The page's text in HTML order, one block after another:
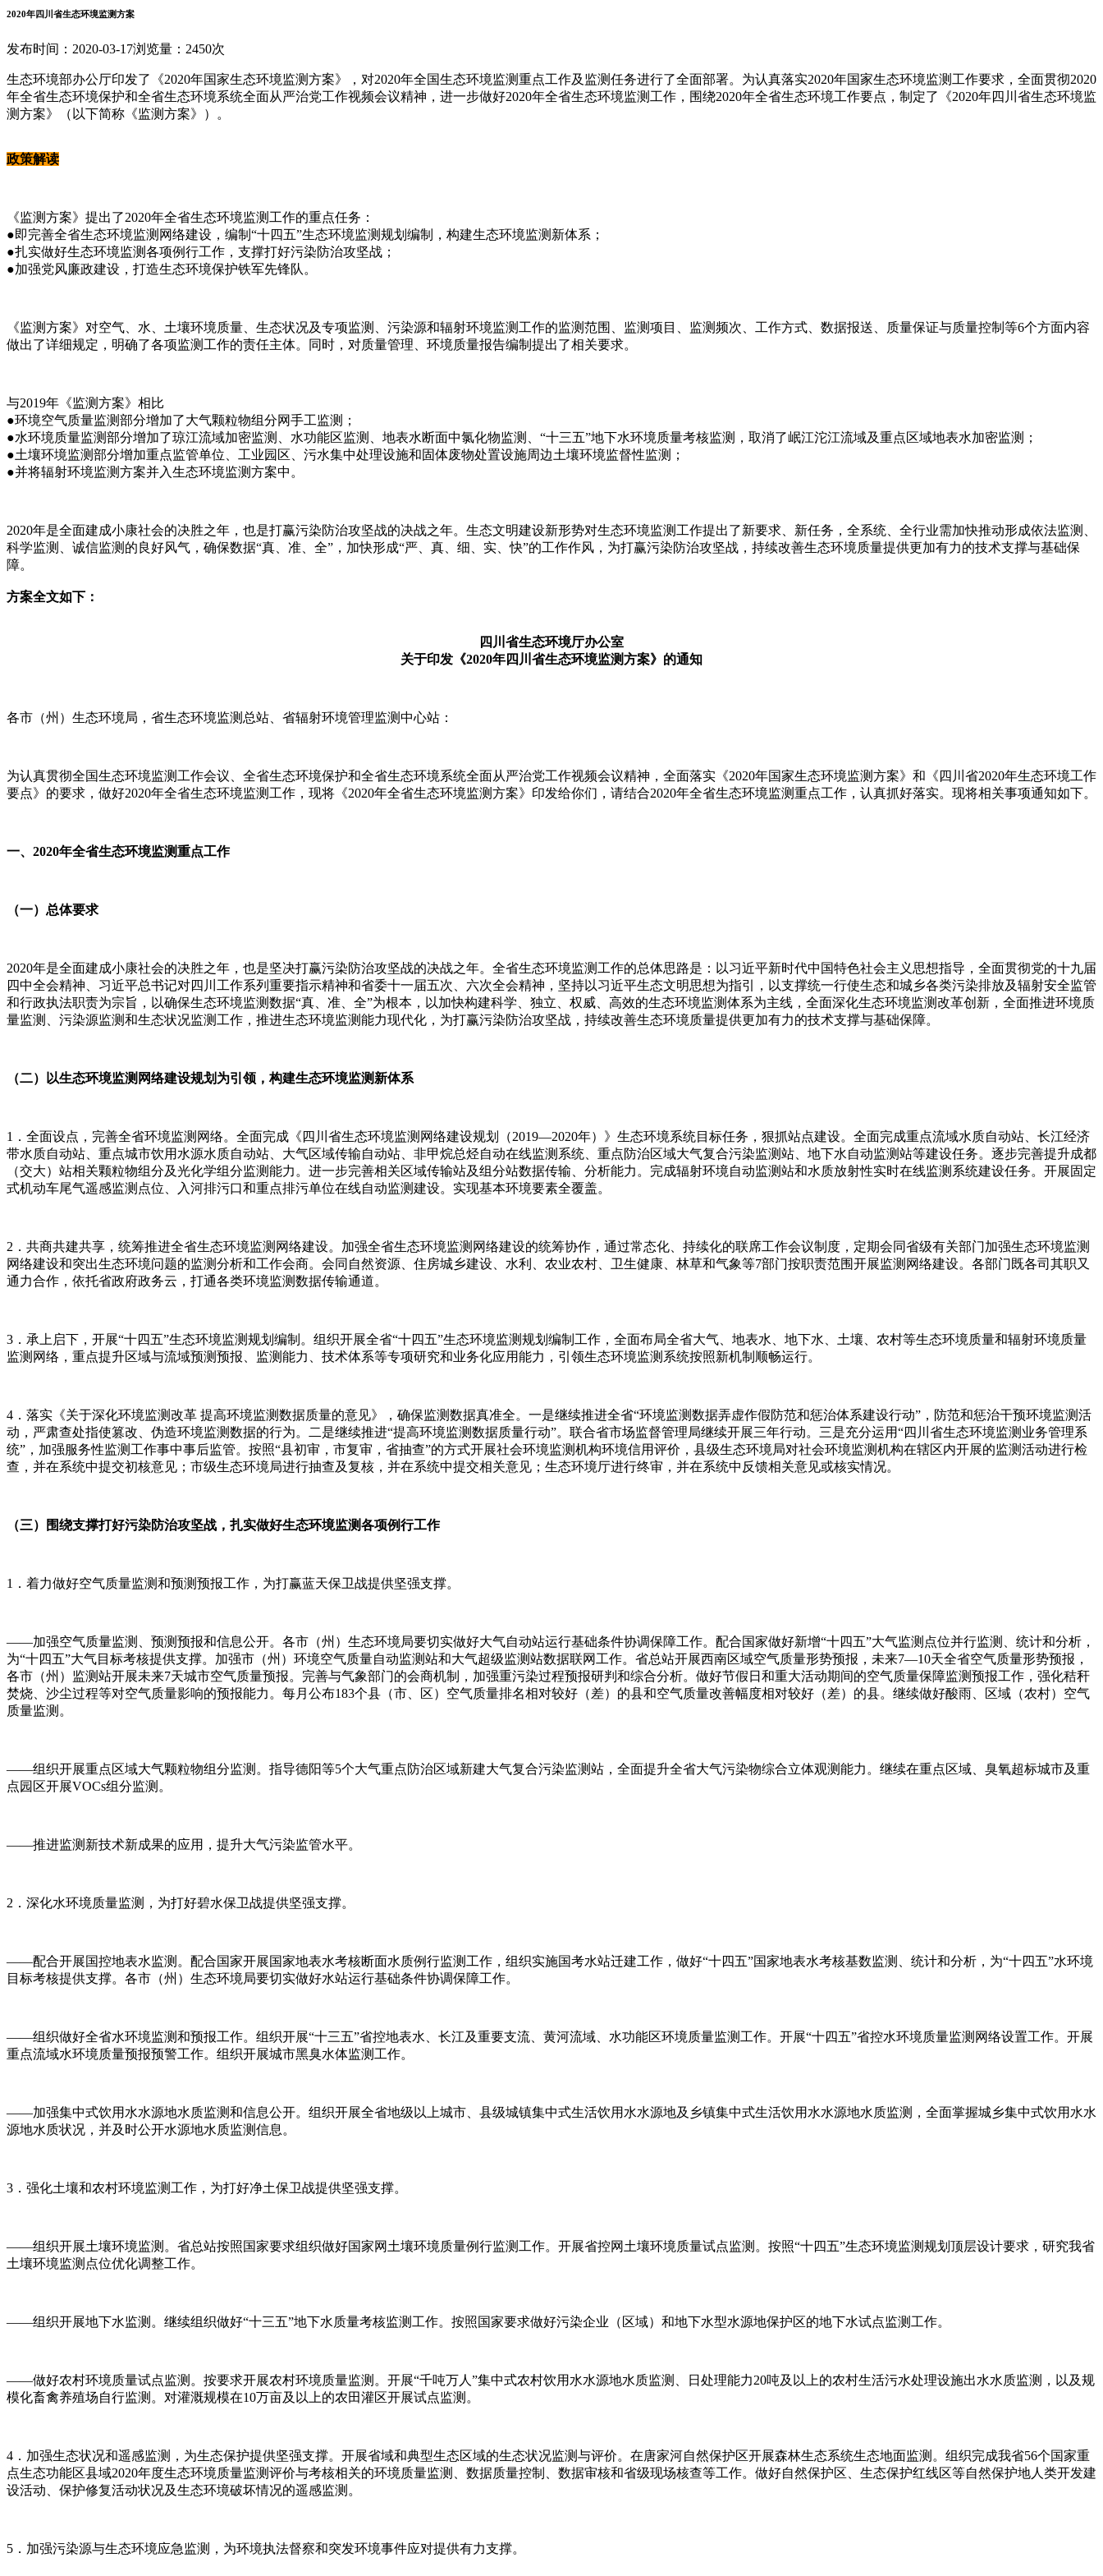
2020年四川省生态环境监测方案
发布时间：2020-03-17浏览量：2450次
生态环境部办公厅印发了《2020年国家生态环境监测方案》，对2020年全国生态环境监测重点工作及监测任务进行了全面部署。为认真落实2020年国家生态环境监测工作要求，全面贯彻2020
年全省生态环境保护和全省生态环境系统全面从严治党工作视频会议精神，进一步做好2020年全省生态环境监测工作，围绕2020年全省生态环境工作要点，制定了《2020年四川省生态环境监
测方案》（以下简称《监测方案》）。
政策解读
《监测方案》提出了2020年全省生态环境监测工作的重点任务：
●即完善全省生态环境监测网络建设，编制“十四五”生态环境监测规划编制，构建生态环境监测新体系；
●扎实做好生态环境监测各项例行工作，支撑打好污染防治攻坚战；
●加强党风廉政建设，打造生态环境保护铁军先锋队。
《监测方案》对空气、水、土壤环境质量、生态状况及专项监测、污染源和辐射环境监测工作的监测范围、监测项目、监测频次、工作方式、数据报送、质量保证与质量控制等6个方面内容
做出了详细规定，明确了各项监测工作的责任主体。同时，对质量管理、环境质量报告编制提出了相关要求。
与2019年《监测方案》相比
●环境空气质量监测部分增加了大气颗粒物组分网手工监测；
●水环境质量监测部分增加了琼江流域加密监测、水功能区监测、地表水断面中氯化物监测、“十三五”地下水环境质量考核监测，取消了岷江沱江流域及重点区域地表水加密监测；
●土壤环境监测部分增加重点监管单位、工业园区、污水集中处理设施和固体废物处置设施周边土壤环境监督性监测；
●并将辐射环境监测方案并入生态环境监测方案中。
2020年是全面建成小康社会的决胜之年，也是打赢污染防治攻坚战的决战之年。生态文明建设新形势对生态环境监测工作提出了新要求、新任务，全系统、全行业需加快推动形成依法监测、
科学监测、诚信监测的良好风气，确保数据“真、准、全”，加快形成“严、真、细、实、快”的工作作风，为打赢污染防治攻坚战，持续改善生态环境质量提供更加有力的技术支撑与基础保
障。
方案全文如下：
四川省生态环境厅办公室
关于印发《2020年四川省生态环境监测方案》的通知
各市（州）生态环境局，省生态环境监测总站、省辐射环境管理监测中心站：
为认真贯彻全国生态环境监测工作会议、全省生态环境保护和全省生态环境系统全面从严治党工作视频会议精神，全面落实《2020年国家生态环境监测方案》和《四川省2020年生态环境工作
要点》的要求，做好2020年全省生态环境监测工作，现将《2020年全省生态环境监测方案》印发给你们，请结合2020年全省生态环境监测重点工作，认真抓好落实。现将相关事项通知如下。
一、2020年全省生态环境监测重点工作
（一）总体要求
2020年是全面建成小康社会的决胜之年，也是坚决打赢污染防治攻坚战的决战之年。全省生态环境监测工作的总体思路是：以习近平新时代中国特色社会主义思想指导，全面贯彻党的十九届
四中全会精神、习近平总书记对四川工作系列重要指示精神和省委十一届五次、六次全会精神，坚持以习近平生态文明思想为指引，以支撑统一行使生态和城乡各类污染排放及辐射安全监管
和行政执法职责为宗旨，以确保生态环境监测数据“真、准、全”为根本，以加快构建科学、独立、权威、高效的生态环境监测体系为主线，全面深化生态环境监测改革创新，全面推进环境质
量监测、污染源监测和生态状况监测工作，推进生态环境监测能力现代化，为打赢污染防治攻坚战，持续改善生态环境质量提供更加有力的技术支撑与基础保障。
（二）以生态环境监测网络建设规划为引领，构建生态环境监测新体系
1．全面设点，完善全省环境监测网络。全面完成《四川省生态环境监测网络建设规划（2019—2020年）》生态环境系统目标任务，狠抓站点建设。全面完成重点流域水质自动站、长江经济
带水质自动站、重点城市饮用水源水质自动站、大气区域传输自动站、非甲烷总烃自动在线监测系统、重点防治区域大气复合污染监测站、地下水自动监测站等建设任务。逐步完善提升成都
（交大）站相关颗粒物组分及光化学组分监测能力。进一步完善相关区域传输站及组分站数据传输、分析能力。完成辐射环境自动监测站和水质放射性实时在线监测系统建设任务。开展固定
式机动车尾气遥感监测点位、入河排污口和重点排污单位在线自动监测建设。实现基本环境要素全覆盖。
2．共商共建共享，统筹推进全省生态环境监测网络建设。加强全省生态环境监测网络建设的统筹协作，通过常态化、持续化的联席工作会议制度，定期会同省级有关部门加强生态环境监测
网络建设和突出生态环境问题的监测分析和工作会商。会同自然资源、住房城乡建设、水利、农业农村、卫生健康、林草和气象等7部门按职责范围开展监测网络建设。各部门既各司其职又
通力合作，依托省政府政务云，打通各类环境监测数据传输通道。
3．承上启下，开展“十四五”生态环境监测规划编制。组织开展全省“十四五”生态环境监测规划编制工作，全面布局全省大气、地表水、地下水、土壤、农村等生态环境质量和辐射环境质量
监测网络，重点提升区域与流域预测预报、监测能力、技术体系等专项研究和业务化应用能力，引领生态环境监测系统按照新机制顺畅运行。
4．落实《关于深化环境监测改革 提高环境监测数据质量的意见》，确保监测数据真准全。一是继续推进全省“环境监测数据弄虚作假防范和惩治体系建设行动”，防范和惩治干预环境监测活
动，严肃查处指使篡改、伪造环境监测数据的行为。二是继续推进“提高环境监测数据质量行动”。联合省市场监督管理局继续开展三年行动。三是充分运用“四川省生态环境监测业务管理系
统”，加强服务性监测工作事中事后监管。按照“县初审，市复审，省抽查”的方式开展社会环境监测机构环境信用评价，县级生态环境局对社会环境监测机构在辖区内开展的监测活动进行检
查，并在系统中提交初核意见；市级生态环境局进行抽查及复核，并在系统中提交相关意见；生态环境厅进行终审，并在系统中反馈相关意见或核实情况。
（三）围绕支撑打好污染防治攻坚战，扎实做好生态环境监测各项例行工作
1．着力做好空气质量监测和预测预报工作，为打赢蓝天保卫战提供坚强支撑。
——加强空气质量监测、预测预报和信息公开。各市（州）生态环境局要切实做好大气自动站运行基础条件协调保障工作。配合国家做好新增“十四五”大气监测点位并行监测、统计和分析，
为“十四五”大气目标考核提供支撑。加强市（州）环境空气质量自动监测站和大气超级监测站数据联网工作。省总站开展西南区域空气质量形势预报，未来7—10天全省空气质量形势预报，
各市（州）监测站开展未来7天城市空气质量预报。完善与气象部门的会商机制，加强重污染过程预报研判和综合分析。做好节假日和重大活动期间的空气质量保障监测预报工作，强化秸秆
焚烧、沙尘过程等对空气质量影响的预报能力。每月公布183个县（市、区）空气质量排名相对较好（差）的县和空气质量改善幅度相对较好（差）的县。继续做好酸雨、区域（农村）空气
质量监测。
——组织开展重点区域大气颗粒物组分监测。指导德阳等5个大气重点防治区域新建大气复合污染监测站，全面提升全省大气污染物综合立体观测能力。继续在重点区域、臭氧超标城市及重
点园区开展VOCs组分监测。
——推进监测新技术新成果的应用，提升大气污染监管水平。
2．深化水环境质量监测，为打好碧水保卫战提供坚强支撑。
——配合开展国控地表水监测。配合国家开展国家地表水考核断面水质例行监测工作，组织实施国考水站迁建工作，做好“十四五”国家地表水考核基数监测、统计和分析，为“十四五”水环境
目标考核提供支撑。各市（州）生态环境局要切实做好水站运行基础条件协调保障工作。
——组织做好全省水环境监测和预报工作。组织开展“十三五”省控地表水、长江及重要支流、黄河流域、水功能区环境质量监测工作。开展“十四五”省控水环境质量监测网络设置工作。开展
重点流域水环境质量预报预警工作。组织开展城市黑臭水体监测工作。
——加强集中式饮用水水源地水质监测和信息公开。组织开展全省地级以上城市、县级城镇集中式生活饮用水水源地及乡镇集中式生活饮用水水源地水质监测，全面掌握城乡集中式饮用水水
源地水质状况，并及时公开水源地水质监测信息。
3．强化土壤和农村环境监测工作，为打好净土保卫战提供坚强支撑。
——组织开展土壤环境监测。省总站按照国家要求组织做好国家网土壤环境质量例行监测工作。开展省控网土壤环境质量试点监测。按照“十四五”生态环境监测规划顶层设计要求，研究我省
土壤环境监测点位优化调整工作。
——组织开展地下水监测。继续组织做好“十三五”地下水质量考核监测工作。按照国家要求做好污染企业（区域）和地下水型水源地保护区的地下水试点监测工作。
——做好农村环境质量试点监测。按要求开展农村环境质量监测。开展“千吨万人”集中式农村饮用水水源地水质监测、日处理能力20吨及以上的农村生活污水处理设施出水水质监测，以及规
模化畜禽养殖场自行监测。对灌溉规模在10万亩及以上的农田灌区开展试点监测。
4．加强生态状况和遥感监测，为生态保护提供坚强支撑。开展省域和典型生态区域的生态状况监测与评价。在唐家河自然保护区开展森林生态系统生态地面监测。组织完成我省56个国家重
点生态功能区县域2020年度生态环境质量监测评价与考核相关的环境质量监测、数据质量控制、数据审核和省级现场核查等工作。做好自然保护区、生态保护红线区等自然保护地人类开发建
设活动、保护修复活动状况及生态环境破坏情况的遥感监测。
5．加强污染源与生态环境应急监测，为环境执法督察和突发环境事件应对提供有力支撑。